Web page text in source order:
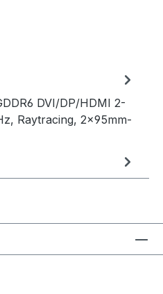
DVI/DP/HDMI 2-
Raytracing, 2x95mm-